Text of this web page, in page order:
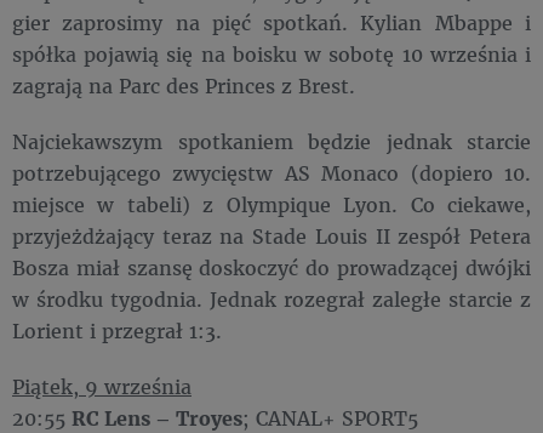
gier zaprosimy na pięć spotkań. Kylian Mbappe i
spółka pojawią się na boisku w sobotę 10 września i
zagrają na Parc des Princes z Brest.
Najciekawszym spotkaniem będzie jednak starcie
potrzebującego zwycięstw AS Monaco (dopiero 10.
miejsce w tabeli) z Olympique Lyon. Co ciekawe,
przyjeżdżający teraz na Stade Louis II zespół Petera
Bosza miał szansę doskoczyć do prowadzącej dwójki
w środku tygodnia. Jednak rozegrał zaległe starcie z
Lorient i przegrał 1:3.
Piątek, 9 września
20:55 RC Lens – Troyes; CANAL+ SPORT5